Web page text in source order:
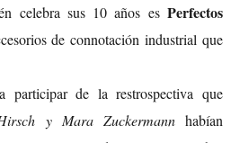
celebra sus 10 años esPerfectos
de connotación industrial que
participar de la restrospectiva que
y Mara Zuckermannhabían